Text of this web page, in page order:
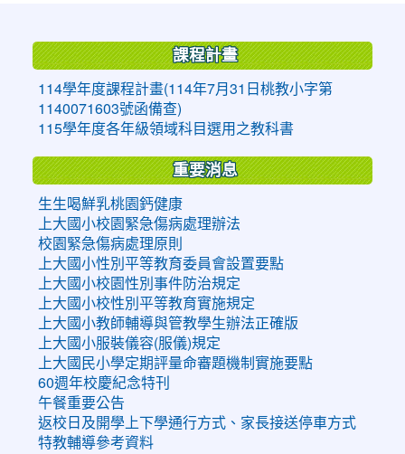
課程計畫
114學年度課程計畫(114年7月31日桃教小字第
1140071603號函備查)
115學年度各年級領域科目選用之教科書
重要消息
生生喝鮮乳桃園鈣健康
上大國小校園緊急傷病處理辦法
校園緊急傷病處理原則
上大國小性別平等教育委員會設置要點
上大國小校園性別事件防治規定
上大國小校性別平等教育實施規定
上大國小教師輔導與管教學生辦法正確版
上大國小服裝儀容(服儀)規定
上大國民小學定期評量命審題機制實施要點
60週年校慶紀念特刊
午餐重要公告
返校日及開學上下學通行方式、家長接送停車方式
特教輔導參考資料